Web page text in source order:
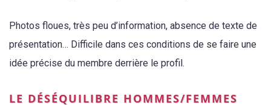
Photos floues, très peu d’information, absence de texte de
présentation… Difficile dans ces conditions de se faire une
idée précise du membre derrière le profil.
LE DÉSÉQUILIBRE HOMMES/FEMMES